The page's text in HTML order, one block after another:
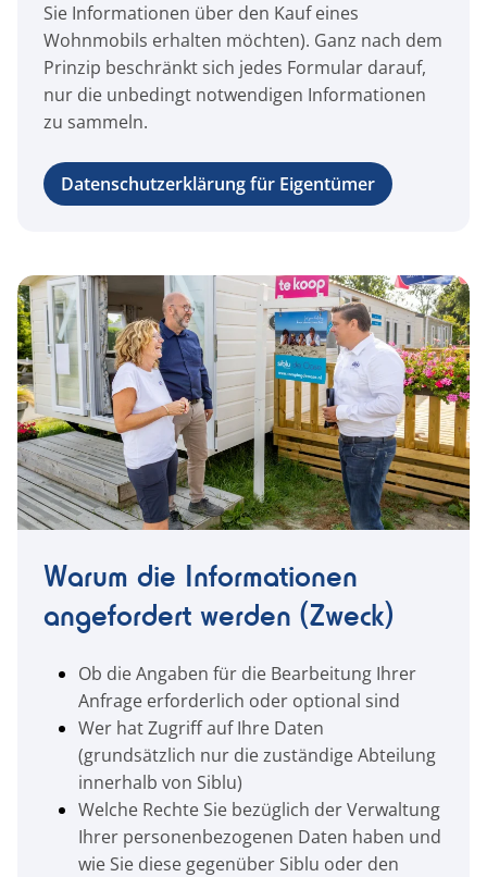
Sie Informationen über den Kauf eines
Wohnmobils erhalten möchten). Ganz nach dem
Prinzip beschränkt sich jedes Formular darauf,
nur die unbedingt notwendigen Informationen
zu sammeln.
Datenschutzerklärung für Eigentümer
Warum die Informationen
angefordert werden (Zweck)
Ob die Angaben für die Bearbeitung Ihrer
Anfrage erforderlich oder optional sind
Wer hat Zugriff auf Ihre Daten
(grundsätzlich nur die zuständige Abteilung
innerhalb von Siblu)
Welche Rechte Sie bezüglich der Verwaltung
Ihrer personenbezogenen Daten haben und
wie Sie diese gegenüber Siblu oder den